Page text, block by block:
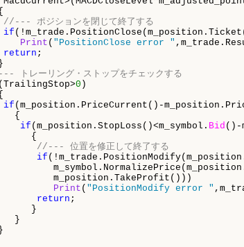
//--- ポジションを閉じて終了する
if
Print ( "PositionClose error "
return ;
トレーリング・ストップをチェックする
(TrailingStop>0 )
if (m_position.PriceCurrent()-
if (m_position.StopLoss()<m_symbol. Bid ()-
//--- 位置を修正して終了する
if
Print ( "PositionModify error "
return ;